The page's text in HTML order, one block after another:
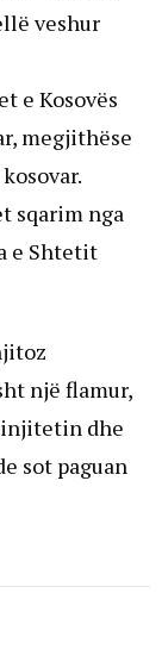
veshur
e Kosovës
megjithëse
sqarim nga
e Shtetit
një flamur,
dhe
sot paguan